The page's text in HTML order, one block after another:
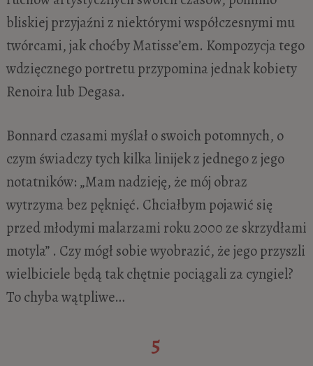
bliskiej przyjaźni z niektórymi współczesnymi mu
twórcami, jak choćby Matisse’em. Kompozycja tego
wdzięcznego portretu przypomina jednak kobiety
Renoira lub Degasa.
Bonnard czasami myślał o swoich potomnych, o
czym świadczy tych kilka linijek z jednego z jego
notatników: „Mam nadzieję, że mój obraz
wytrzyma bez pęknięć. Chciałbym pojawić się
przed młodymi malarzami roku 2000 ze skrzydłami
motyla” . Czy mógł sobie wyobrazić, że jego przyszli
wielbiciele będą tak chętnie pociągali za cyngiel?
To chyba wątpliwe…
5